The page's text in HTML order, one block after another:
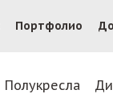
Портфолио
Полукресла